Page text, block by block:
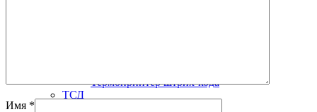
Термопринтер штрих-кода
ТСД
Имя *